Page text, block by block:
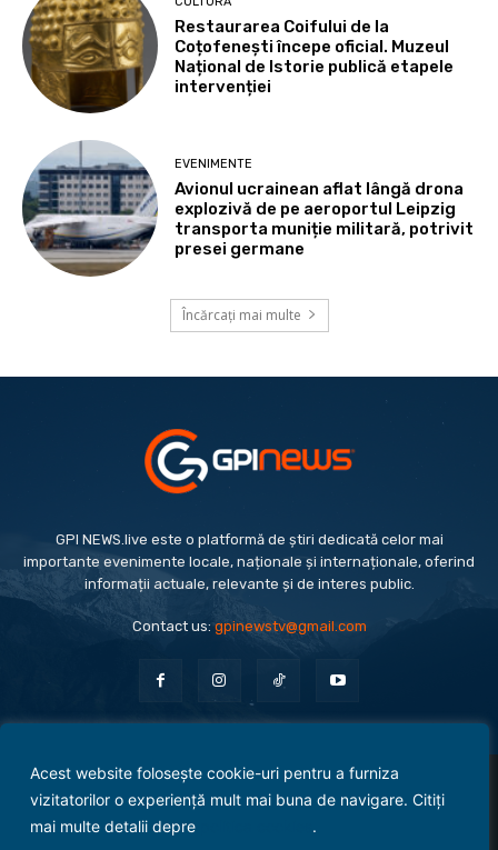
Acest website folosește cookie-uri pentru a furniza
vizitatorilor o experiență mult mai buna de navigare. Citiți
mai multe detalii depre
.
Restaurarea Coifului de la
Coțofenești începe oficial. Muzeul
Național de Istorie publică etapele
intervenției
EVENIMENTE
Avionul ucrainean aflat lângă drona
explozivă de pe aeroportul Leipzig
transporta muniție militară, potrivit
presei germane
Încărcați mai multe
GPI NEWS.live este o platformă de știri dedicată celor mai
importante evenimente locale, naționale și internaționale, oferind
informații actuale, relevante și de interes public.
Contact us:gpinewstv@gmail.com
Evenimente Politică Economie Social
Sport
Cultură
Antreprenoriat
Administrație Publică